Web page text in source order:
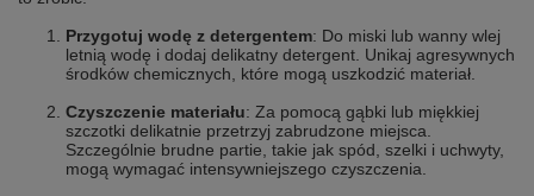
Przygotuj wodę z detergentem: Do miski lub wanny wlej
letnią wodę i dodaj delikatny detergent. Unikaj agresywnych
środków chemicznych, które mogą uszkodzić materiał.
Czyszczenie materiału: Za pomocą gąbki lub miękkiej
szczotki delikatnie przetrzyj zabrudzone miejsca.
Szczególnie brudne partie, takie jak spód, szelki i uchwyty,
mogą wymagać intensywniejszego czyszczenia.